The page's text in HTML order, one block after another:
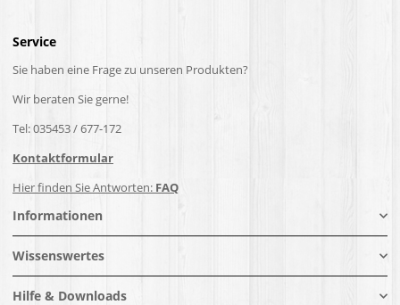
Service
Sie haben eine Frage zu unseren Produkten?
Wir beraten Sie gerne!
Tel: 035453 / 677-172
Kontaktformular
Hier finden Sie Antworten: FAQ
Informationen
Wissenswertes
Hilfe & Downloads